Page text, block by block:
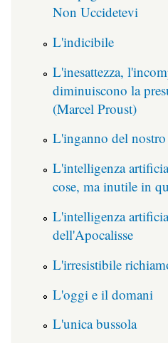
Non Uccidetevi
L'indicibile
L'inesattezza,
diminuiscono la
(Marcel Proust)
L'inganno del
L'intelligenza
cose, ma inutile in
L'intelligenza
dell'Apocalisse
L'irresistibile
L'oggi e il domani
L'unica bussola